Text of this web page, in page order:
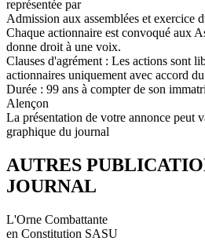
représentée par
Admission aux assemblées et exercice
Chaque actionnaire est convoqué aux
donne droit à une voix.
Clauses d'agrément : Les actions sont
actionnaires uniquement avec accord
Durée : 99 ans à compter de son
Alençon
La présentation de votre annonce peut
graphique du journal
AUTRES
JOURNAL
L'Orne Combattante
en Constitution SASU